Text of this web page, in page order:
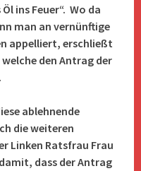
ins Feuer“. Wo da
man an vernünftige
appelliert, erschließt
den Antrag der
ablehnende
die weiteren
Linken Ratsfrau Frau
dass der Antrag